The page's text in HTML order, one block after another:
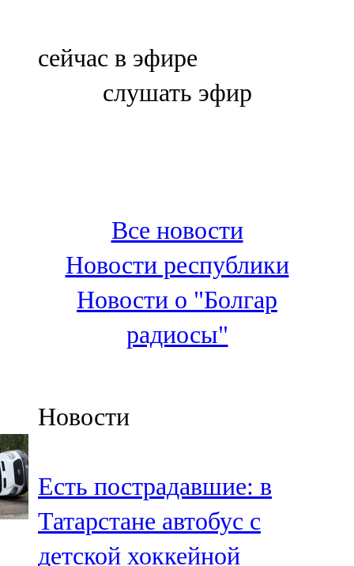
Болгар
100,3 FM
Зәй
106,6 FM
Кадыбаш
105,2 FM
91,5 FM
106,1 FM
Кама тамагы
сейчас в эфире
слушать эфир
Все новости
Новости республики
Новости о "Болгар
радиосы"
Новости
Есть пострадавшие: в
Татарстане автобус с
детской хоккейной